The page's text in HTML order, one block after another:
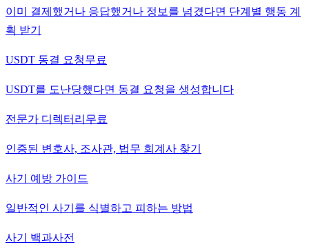
이미 결제했거나 응답했거나 정보를 넘겼다면 단계별 행동 계
획 받기
USDT 동결 요청무료
USDT를 도난당했다면 동결 요청을 생성합니다
전문가 디렉터리 무료
인증된 변호사, 조사관, 법무 회계사 찾기
사기 예방 가이드
일반적인 사기를 식별하고 피하는 방법
사기 백과사전